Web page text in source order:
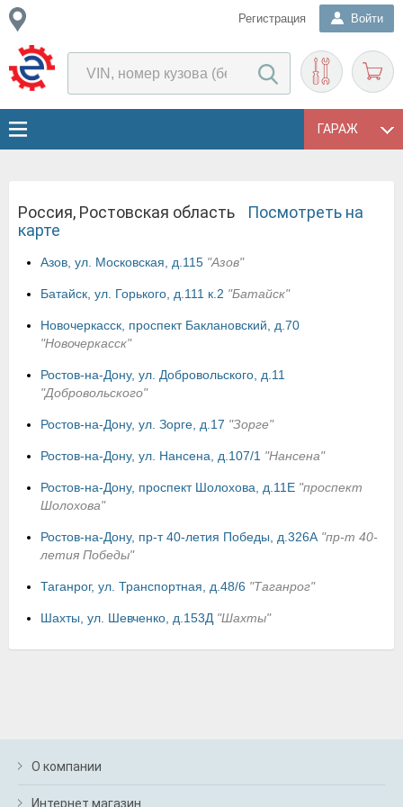
Регистрация Войти
ГАРАЖ
Россия, Ростовская область
Посмотреть на
карте
Азов, ул. Московская, д.115 "Азов"
Батайск, ул. Горького, д.111 к.2 "Батайск"
Новочеркасск, проспект Баклановский, д.70
"Новочеркасск"
Ростов-на-Дону, ул. Добровольского, д.11
"Добровольского"
Ростов-на-Дону, ул. Зорге, д.17 "Зорге"
Ростов-на-Дону, ул. Нансена, д.107/1 "Нансена"
Ростов-на-Дону, проспект Шолохова, д.11E "проспект
Шолохова"
Ростов-на-Дону, пр-т 40-летия Победы, д.326А "пр-т 40-
летия Победы"
Таганрог, ул. Транспортная, д.48/6 "Таганрог"
Шахты, ул. Шевченко, д.153Д "Шахты"
О компании
Интернет магазин